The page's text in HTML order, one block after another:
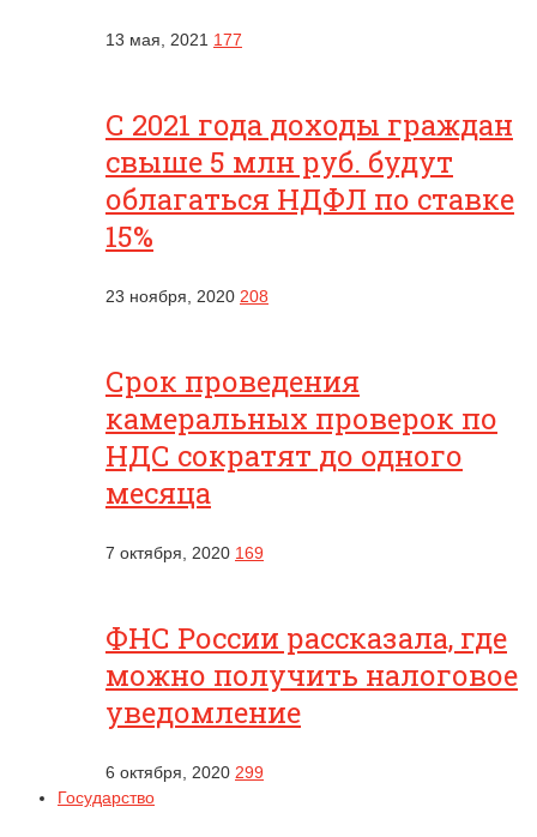
13 мая, 2021 177
С 2021 года доходы граждан
свыше 5 млн руб. будут
облагаться НДФЛ по ставке
15%
23 ноября, 2020 208
Срок проведения
камеральных проверок по
НДС сократят до одного
месяца
7 октября, 2020 169
ФНС России рассказала, где
можно получить налоговое
уведомление
6 октября, 2020 299
Государство